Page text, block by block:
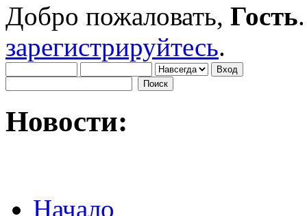
Добро пожаловать, Гость
зарегистрируйтесь.
Новости:
Начало